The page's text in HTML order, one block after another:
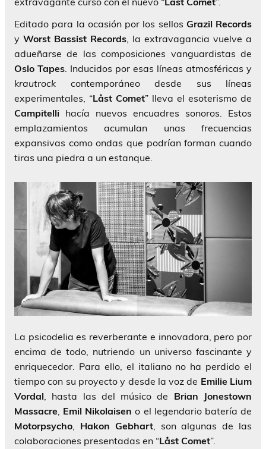
Editado para la ocasión por los sellos Grazil Records
y Worst Bassist Records, la extravagancia vuelve a
adueñarse de las composiciones vanguardistas de
Oslo Tapes. Inducidos por esas líneas atmosféricas y
krautrock contemporáneo desde sus líneas
experimentales, “Låst Comet” lleva el esoterismo de
Campitelli hacía nuevos encuadres sonoros. Estos
emplazamientos acumulan unas frecuencias
expansivas como ondas que podrían forman cuando
tiras una piedra a un estanque.
La psicodelia es reverberante e innovadora, pero por
encima de todo, nutriendo un universo fascinante y
enriquecedor. Para ello, el italiano no ha perdido el
tiempo con su proyecto y desde la voz de Emilie Lium
Vordal, hasta las del músico de Brian Jonestown
Massacre, Emil Nikolaisen o el legendario batería de
Motorpsycho, Hakon Gebhart, son algunas de las
colaboraciones presentadas en “Låst Comet”.